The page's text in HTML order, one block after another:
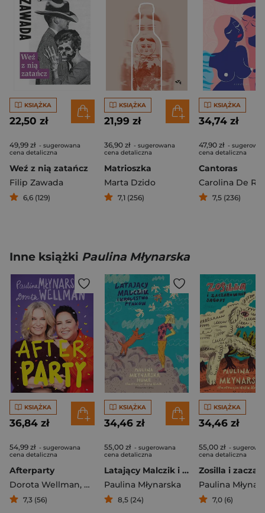
KSIĄŻKA
22,50 zł
49,99 zł - sugerowana
cena detaliczna
Weź z nią zatańcz
Filip Zawada
6,6 (129)
KSIĄŻKA
21,99 zł
36,90 zł - sugerowana
cena detaliczna
Matrioszka
Marta Dzido
7,1 (256)
KSIĄŻKA
34,74 zł
47,90 zł -
cena detaliczna
Cantoras
7,5 (236)
Inne książki Paulina Młynarska
KSIĄŻKA
36,84 zł
54,99 zł - sugerowana
cena detaliczna
Afterparty
Dorota Wellman, Paulina Młynarska
7,3 (56)
KSIĄŻKA
34,46 zł
55,00 zł - sugerowana
cena detaliczna
Latający Malczik i królestwo ptaków
Paulina Młynarska
8,5 (24)
KSIĄŻKA
34,46 zł
55,00 zł -
cena detaliczna
Paulina
7,0 (6)